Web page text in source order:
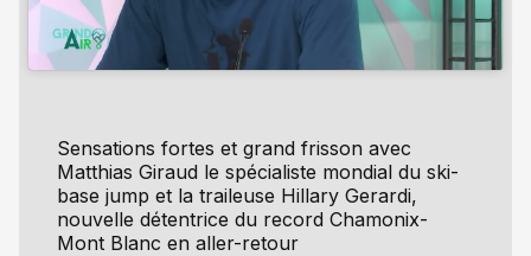
Sensations fortes et grand frisson avec
Matthias Giraud le spécialiste mondial du ski-
base jump et la traileuse Hillary Gerardi,
nouvelle détentrice du record Chamonix-
Mont Blanc en aller-retour